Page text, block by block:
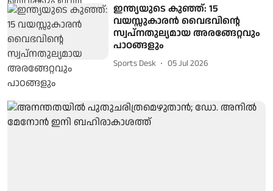
ഇന്ത്യയുടെ കുഞ്ഞ്: 15
വയസ്സുകാരന്‍ വൈഭവിന്റെ
സ്വപ്നതുല്യമായ അരങ്ങേറ്റവും
പാഠങ്ങളും
Sports Desk 05 Jul 2026